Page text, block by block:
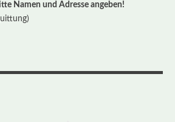
Namen und Adresse angeben!